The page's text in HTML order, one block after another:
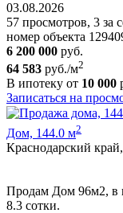
03.08.2026
57 просмотров, 3 за
номер объекта
6 200 000 руб.
64 583 руб./м2
В ипотеку от 10 000
Записаться на
Дом, 144.0 м2
Краснодарский
Пpoдам Дом 96м2, в
8.3 сoтки.